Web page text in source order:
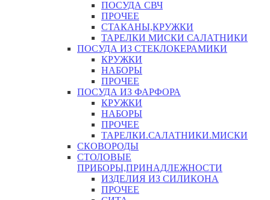
ПОСУДА СВЧ
ПРОЧЕЕ
СТАКАНЫ,КРУЖКИ
ТАРЕЛКИ МИСКИ САЛАТНИКИ
ПОСУДА ИЗ СТЕКЛОКЕРАМИКИ
КРУЖКИ
НАБОРЫ
ПРОЧЕЕ
ПОСУДА ИЗ ФАРФОРА
КРУЖКИ
НАБОРЫ
ПРОЧЕЕ
ТАРЕЛКИ.САЛАТНИКИ.МИСКИ
СКОВОРОДЫ
СТОЛОВЫЕ
ПРИБОРЫ,ПРИНАДЛЕЖНОСТИ
ИЗДЕЛИЯ ИЗ СИЛИКОНА
ПРОЧЕЕ